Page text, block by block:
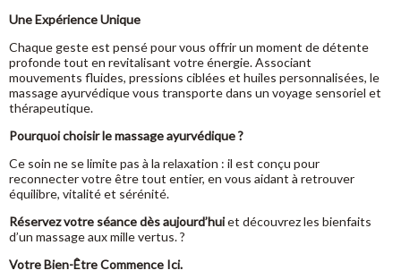
Une Expérience Unique
Chaque geste est pensé pour vous offrir un moment de détente
profonde tout en revitalisant votre énergie. Associant
mouvements fluides, pressions ciblées et huiles personnalisées, le
massage ayurvédique vous transporte dans un voyage sensoriel et
thérapeutique.
Pourquoi choisir le massage ayurvédique ?
Ce soin ne se limite pas à la relaxation : il est conçu pour
reconnecter votre être tout entier, en vous aidant à retrouver
équilibre, vitalité et sérénité.
Réservez votre séance dès aujourd’huiet découvrez les bienfaits
d’un massage aux mille vertus. ?
Votre Bien-Être Commence Ici.